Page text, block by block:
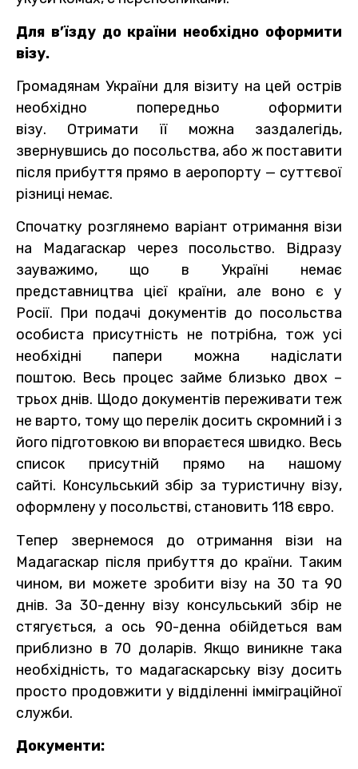
Для в’їзду до країни необхідно оформити
візу.
Громадянам України для візиту на цей острів
необхідно попередньо оформити
візу. Отримати її можна заздалегідь,
звернувшись до посольства, або ж поставити
після прибуття прямо в аеропорту — суттєвої
різниці немає.
Спочатку розглянемо варіант отримання візи
на Мадагаскар через посольство. Відразу
зауважимо, що в Україні немає
представництва цієї країни, але воно є у
Росії. При подачі документів до посольства
особиста присутність не потрібна, тож усі
необхідні папери можна надіслати
поштою. Весь процес займе близько двох –
трьох днів. Щодо документів переживати теж
не варто, тому що перелік досить скромний і з
його підготовкою ви впораєтеся швидко. Весь
список присутній прямо на нашому
сайті. Консульський збір за туристичну візу,
оформлену у посольстві, становить 118 євро.
Тепер звернемося до отримання візи на
Мадагаскар після прибуття до країни. Таким
чином, ви можете зробити візу на 30 та 90
днів. За 30-денну візу консульський збір не
стягується, а ось 90-денна обійдеться вам
приблизно в 70 доларів. Якщо виникне така
необхідність, то мадагаскарську візу досить
просто продовжити у відділенні імміграційної
служби.
Документи: